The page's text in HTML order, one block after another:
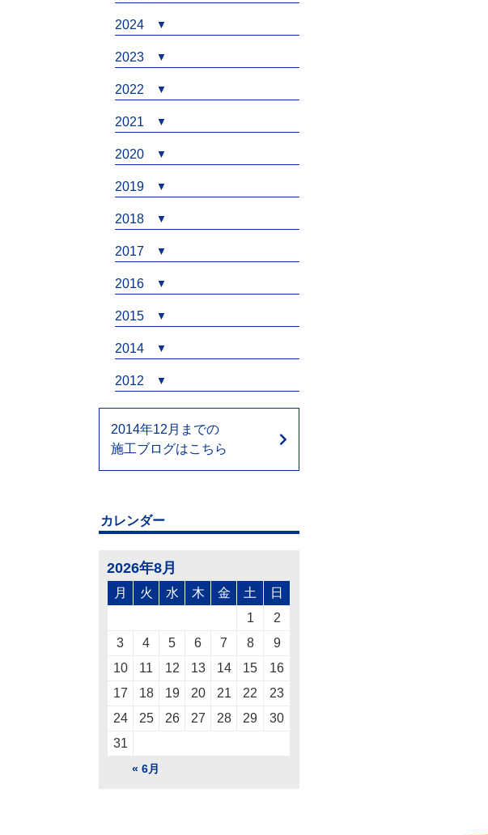
2024
2023
2022
2021
2020
2019
2018
2017
2016
2015
2014
2012
2014年12月までの
施工ブログはこちら
カレンダー
2026年8月
月 火 水 木 金 土 日
« 6月
1
2
3
4 5 6 7 8
9
10
11 12 13 14 15
16
17
18 19 20 21 22
23
24
25 26 27 28 29
30
31